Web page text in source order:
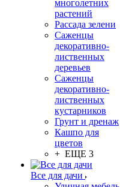
многолетних
растений
Рассада зелени
Саженцы
декоративно-
лиственных
деревьев
Саженцы
декоративно-
лиственных
кустарников
Грунт и дренаж
Кашпо для
цветов
+ ЕЩЕ 3
Все для дачи